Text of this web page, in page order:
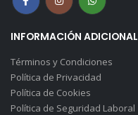
INFORMACIÓN ADICIONAL
Términos y Condiciones
Política de Privacidad
Política de Cookies
Política de Seguridad Laboral